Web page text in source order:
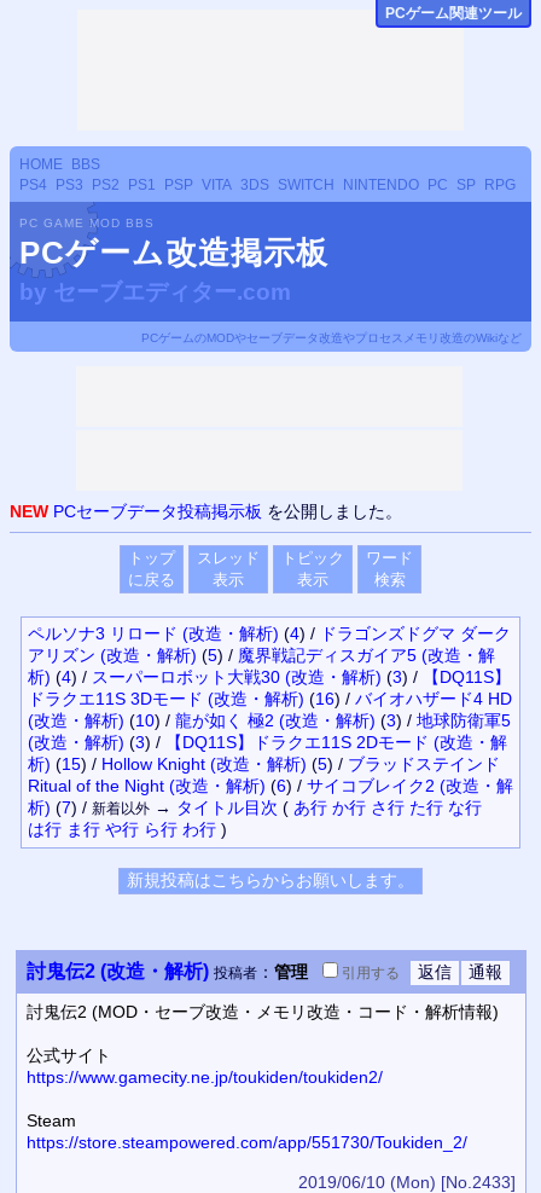
HOME
BBS
PS4
PS3 PS2 PS1 PSP VITA 3DS SWITCH NINTENDO PC SP RPG
PC GAME MOD BBS
PCゲーム改造掲示板
by セーブエディター.com
PCゲームのMODやセーブデータ改造やプロセスメモリ改造のWikiなど
NEW PCセーブデータ投稿掲示板 を公開しました。
トップ
に戻る
スレッド
表示
トピック
表示
ワード
検索
ペルソナ3 リロード (改造・解析) (4) / ドラゴンズドグマ ダーク
アリズン (改造・解析) (5) / 魔界戦記ディスガイア5 (改造・解
析) (4) / スーパーロボット大戦30 (改造・解析) (3) /
【DQ11S】
ドラクエ11S 3Dモード (改造・解析) (16) / バイオハザード4 HD
(改造・解析) (10) / 龍が如く 極2 (改造・解析) (3) / 地球防衛軍5
(改造・解析) (3) /
【DQ11S】ドラクエ11S 2Dモード (改造・解
析) (15) / Hollow Knight (改造・解析) (5) / ブラッドステインド
Ritual of the Night (改造・解析) (6) / サイコブレイク2 (改造・解
析) (7) / 新着以外 → タイトル目次 ( あ行 か行 さ行 た行 な行
は行 ま行 や行 ら行 わ行 )
討鬼伝2 (改造・解析) 投稿者： 管理 引用する
討鬼伝2 (MOD・セーブ改造・メモリ改造・コード・解析情報)
公式サイト
https://www.gamecity.ne.jp/toukiden/toukiden2/
Steam
https://store.steampowered.com/app/551730/Toukiden_2/
2019/06/10 (Mon) [No.2433]
PCゲーム関連ツール